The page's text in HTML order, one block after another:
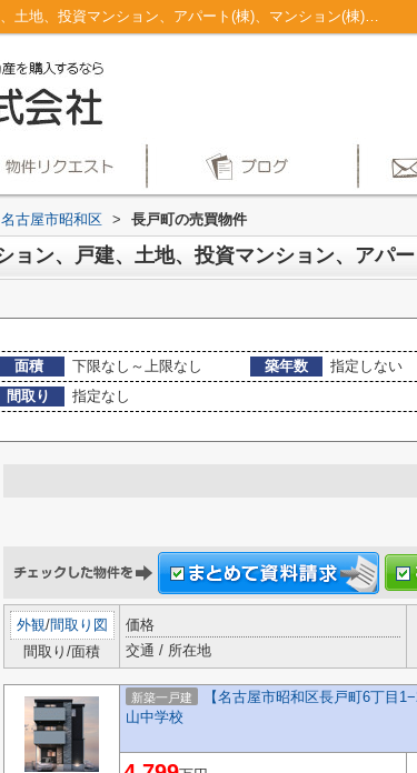
名古屋市昭和区長戸町のマンション、戸建、土地、投資マンション、アパート(棟)、マンション(棟)、ビル、戸建、店舗事務所、その他、土地一覧｜仲介手数料無料！名古屋市で新築戸建てを探すならAplace
名古屋市昭和区 > 長戸町の売買物件
面積 下限なし～上限なし 築年数
指定しない
間取り
指定なし
外観/間取り図
間取り/面積
価格
交通 / 所在地
新築一戸建
【名古屋市昭和区長戸町6丁目
山中学校